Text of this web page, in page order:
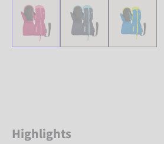
Highlights